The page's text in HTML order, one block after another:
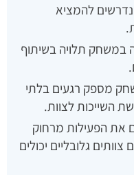
להמציא
תלויה בשיתוף
מספק רגעים בלתי
השייכות לצוות.
את הפעילות מרחוק
גלובליים יכולים